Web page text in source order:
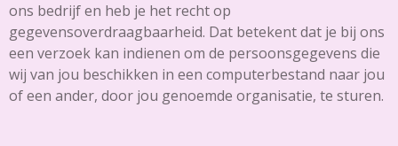
ons bedrijf en heb je het recht op
gegevensoverdraagbaarheid. Dat betekent dat je bij ons
een verzoek kan indienen om de persoonsgegevens die
wij van jou beschikken in een computerbestand naar jou
of een ander, door jou genoemde organisatie, te sturen.